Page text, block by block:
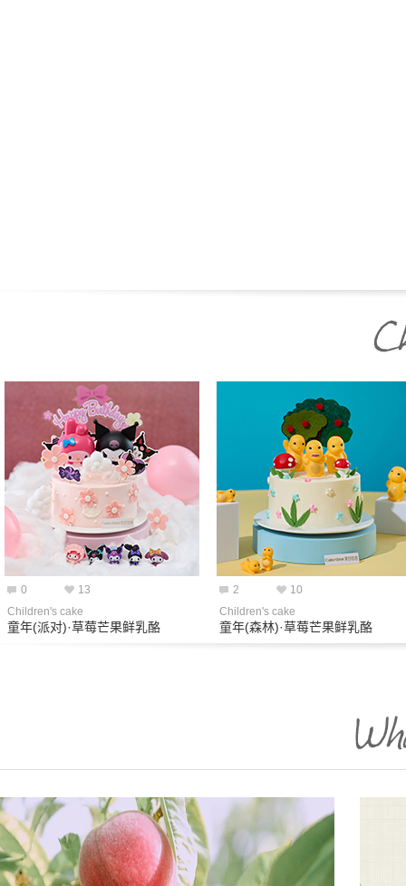
0
13
Children's cake
童年(派对)·草莓芒果鲜乳酪
2
10
Children's cake
童年(森林)·草莓芒果鲜乳酪